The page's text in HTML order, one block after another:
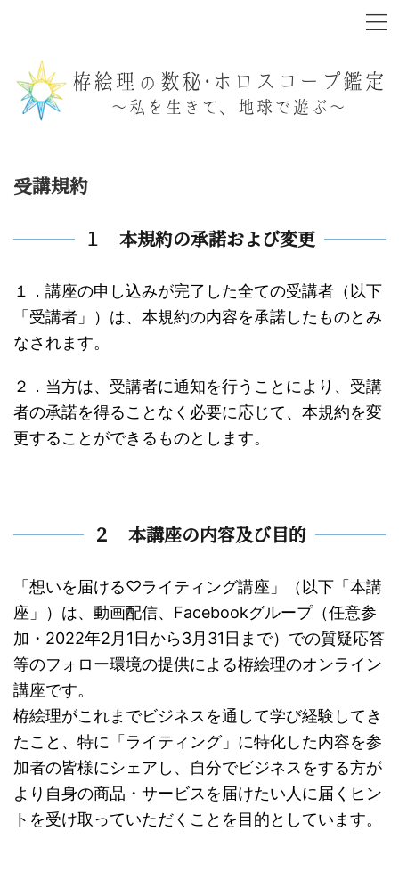
受講規約
１ 本規約の承諾および変更
１．講座の申し込みが完了した全ての受講者（以下
「受講者」）は、本規約の内容を承諾したものとみ
なされます。
２．当方は、受講者に通知を行うことにより、受講
者の承諾を得ることなく必要に応じて、本規約を変
更することができるものとします。
２ 本講座の内容及び目的
「想いを届ける♡ライティング講座」（以下「本講
座」）は、動画配信、Facebookグループ（任意参
加・2022年2月1日から3月31日まで）での質疑応答
等のフォロー環境の提供による栫絵理のオンライン
講座です。
栫絵理がこれまでビジネスを通して学び経験してき
たこと、特に「ライティング」に特化した内容を参
加者の皆様にシェアし、自分でビジネスをする方が
より自身の商品・サービスを届けたい人に届くヒン
トを受け取っていただくことを目的としています。